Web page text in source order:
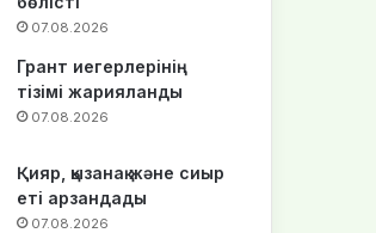
07.08.2026
Грант иегерлерінің
тізімі жарияланды
07.08.2026
Қияр, қызанақ және сиыр
еті арзандады
07.08.2026